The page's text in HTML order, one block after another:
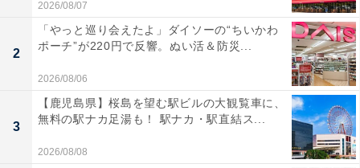
2026/08/07
2
「やっと巡り会えたよ」ダイソーの“ちいかわ
ポーチ”が220円で反響。ぬい活＆防災...
2026/08/06
3
【鹿児島県】桜島を望む駅ビルの大観覧車に、
無料の駅ナカ足湯も！ 駅ナカ・駅直結ス...
2026/08/08